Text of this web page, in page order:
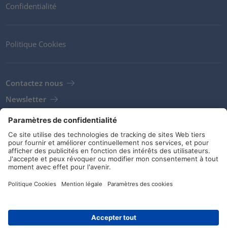
Confidentialité
Politique Cookies
Contactez nous
Newsletter
Clients
Fournisseurs
Conditions de stockage
Réseaux sociaux